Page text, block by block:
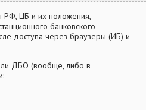
РФ, ЦБ и их положения,
банковского
доступа через браузеры (ИБ) и
ДБО (вообще, либо в